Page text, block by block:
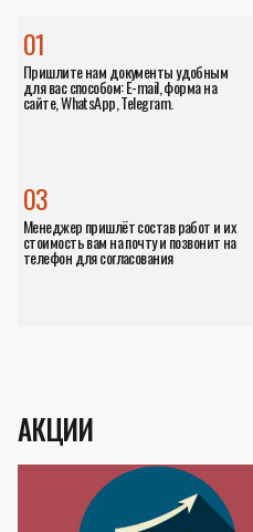
01
Пришлите нам документы удобным
для вас способом: E-mail, форма на
сайте, WhatsApp, Telegram.
03
Менеджер пришлёт состав работ и их
стоимость вам на почту и позвонит на
телефон для согласования
АКЦИИ